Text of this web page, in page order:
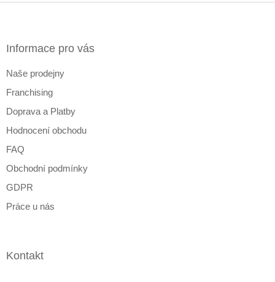
Informace pro vás
Naše prodejny
Franchising
Doprava a Platby
Hodnocení obchodu
FAQ
Obchodní podmínky
GDPR
Práce u nás
Kontakt